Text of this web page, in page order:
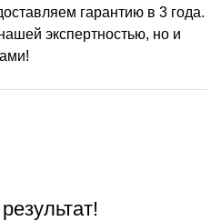
гарантию в 3 года.
экспертностью, но и